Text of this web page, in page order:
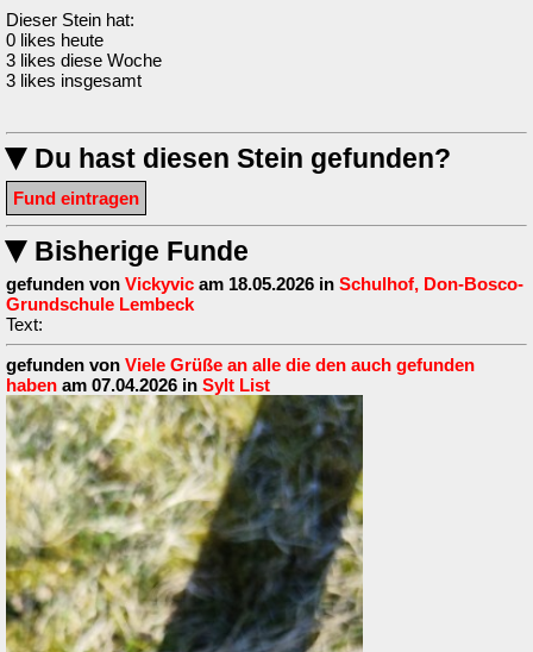
Dieser Stein hat:
0 likes heute
3 likes diese Woche
3 likes insgesamt
▶ Du hast diesen Stein gefunden?
Fund eintragen
▶ Bisherige Funde
gefunden von Vickyvic am 18.05.2026 in Schulhof, Don-Bosco-
Grundschule Lembeck
Text:
gefunden von Viele Grüße an alle die den auch gefunden
haben am 07.04.2026 in Sylt List